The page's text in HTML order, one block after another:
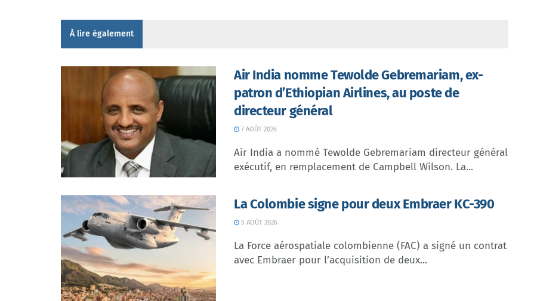
À lire également
Air India nomme Tewolde Gebremariam, ex-
patron d’Ethiopian Airlines, au poste de
directeur général
7 AOÛT 2026
Air India a nommé Tewolde Gebremariam directeur général
exécutif, en remplacement de Campbell Wilson. La...
La Colombie signe pour deux Embraer KC-390
5 AOÛT 2026
La Force aérospatiale colombienne (FAC) a signé un contrat
avec Embraer pour l’acquisition de deux...